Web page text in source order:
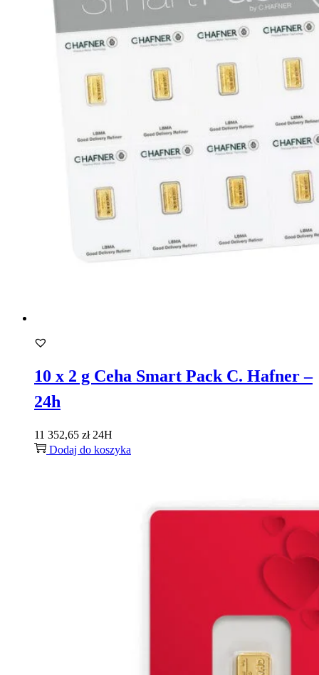
10 x 2 g Ceha Smart Pack C. Hafner –
24h
11 352,65 zł 24H
Dodaj do koszyka